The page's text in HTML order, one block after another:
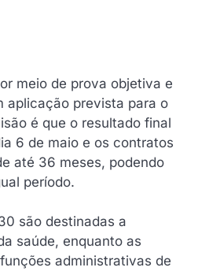
meio de prova objetiva e
aplicação prevista para o
é que o resultado final
6 de maio e os contratos
até 36 meses, podendo
período.
são destinadas a
saúde, enquanto as
administrativas de